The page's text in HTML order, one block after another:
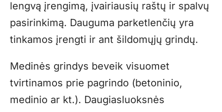
lengvą įrengimą, įvairiausių raštų ir spalvų
pasirinkimą. Dauguma parketlenčių yra
tinkamos įrengti ir ant šildomųjų grindų.
Medinės grindys beveik visuomet
tvirtinamos prie pagrindo (betoninio,
medinio ar kt.). Daugiasluoksnės